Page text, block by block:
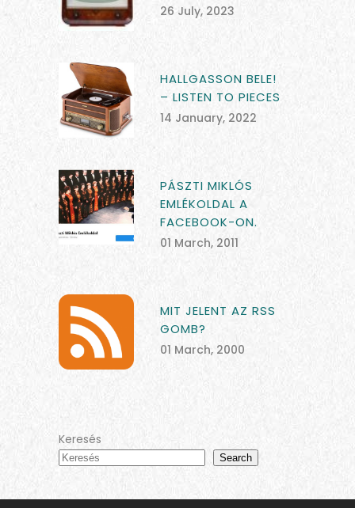
26 July, 2023
HALLGASSON BELE!
– LISTEN TO PIECES
14 January, 2022
PÁSZTI MIKLÓS
EMLÉKOLDAL A
FACEBOOK-ON.
01 March, 2011
MIT JELENT AZ RSS
GOMB?
01 March, 2000
Keresés
Search